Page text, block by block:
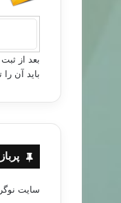
بعد از
باید آن را
سایت نوگرا